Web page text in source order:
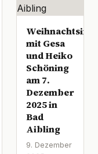
mit Gesa
und Heiko
Schöning
am 7.
Dezember
2025 in
Bad
Aibling
9. Dezember